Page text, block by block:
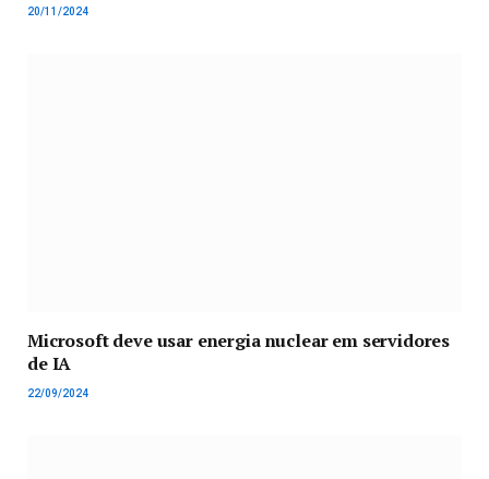
20/11/2024
Microsoft deve usar energia nuclear em servidores
de IA
22/09/2024